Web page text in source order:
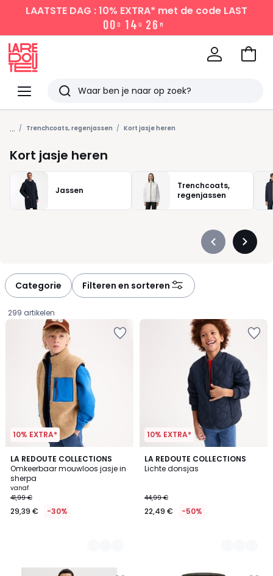
LAATSTE DAG : 10% EXTRA* met de code LAST
00 D 14 U 26 M
Menu
Redoute
Zoeken
Laatst
bekeken
Naar
... Trenchcoats, regenjassen Kort jasje heren
Kort jasje heren
Jassen
Trenchcoats,
regenjassen
Précédent
Categorie Filteren en sorteren
299 artikelen
10% EXTRA*
LA REDOUTE COLLECTIONS
Omkeerbaar mouwloos jasje in
sherpa
Prijs
vanaf
29,39
vanaf
41,99 €
29,39 € -30%
2
Kleuren
10% EXTRA*
LA REDOUTE COLLECTIONS
Lichte donsjas
44,99 €
22,49 € -50%
2
Kleuren